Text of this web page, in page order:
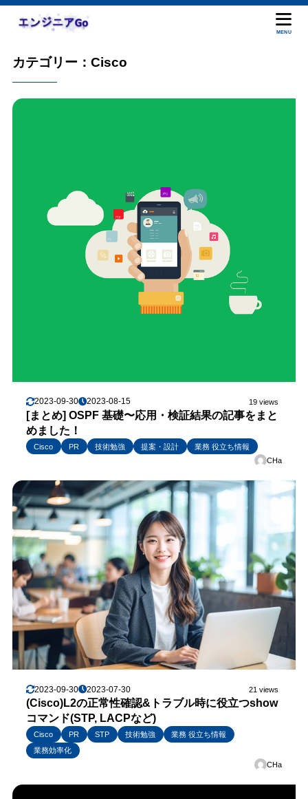
MENU
カテゴリー：Cisco
2023-09-30 2023-08-15 19 views
[まとめ] OSPF 基礎〜応用・検証結果の記事をまと
めました！
Cisco PR 技術勉強 提案・設計
業務 役立ち情報
CHa
2023-09-30 2023-07-30 21 views
(Cisco)L2の正常性確認&トラブル時に役立つshow
コマンド(STP, LACPなど)
Cisco PR STP 技術勉強
業務 役立ち情報
業務効率化
CHa